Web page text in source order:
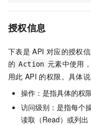
授权信息
下表是 API 对应的授权
的 Action 元素中使用
用此 API 的权限。具体说
操作：是指具体的权限
访问级别：是指每个
读取（Read）或列出